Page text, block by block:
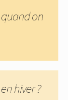
quand on
en hiver ?